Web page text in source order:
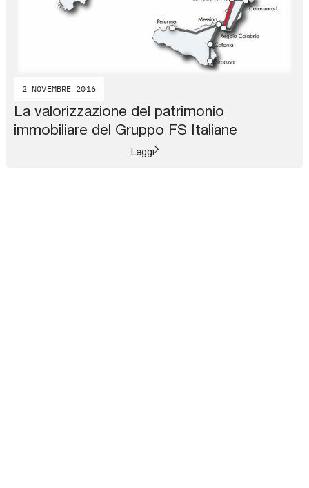
2 NOVEMBRE 2016
La valorizzazione del patrimonio
immobiliare del Gruppo FS Italiane
Leggi